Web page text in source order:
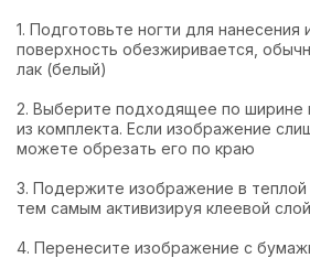
1. Подготовьте ногти для нанесения
поверхность обезжиривается,
лак (белый)
2. Выберите подходящее по ширине
из комплекта. Если изображение
можете обрезать его по краю
3. Подержите изображение в теплой
тем самым активизируя клеевой слой
4. Перенесите изображение с